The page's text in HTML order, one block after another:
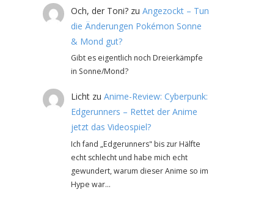
Och, der Toni?zu Angezockt – Tun
die Änderungen Pokémon Sonne
& Mond gut?
Gibt es eigentlich noch Dreierkämpfe
in Sonne/Mond?
Lichtzu Anime-Review: Cyberpunk:
Edgerunners – Rettet der Anime
jetzt das Videospiel?
Ich fand „Edgerunners" bis zur Hälfte
echt schlecht und habe mich echt
gewundert, warum dieser Anime so im
Hype war…